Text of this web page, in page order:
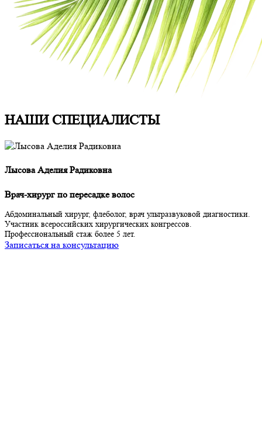
НАШИ СПЕЦИАЛИCТЫ
Лысова Аделия Радиковна
Врач-хирург по пересадке волос
Абдоминальный хирург, флеболог, врач ультразвуковой диагностики.
Участник всероссийских хирургических конгрессов.
Профессиональный стаж более 5 лет.
Записаться на консультацию